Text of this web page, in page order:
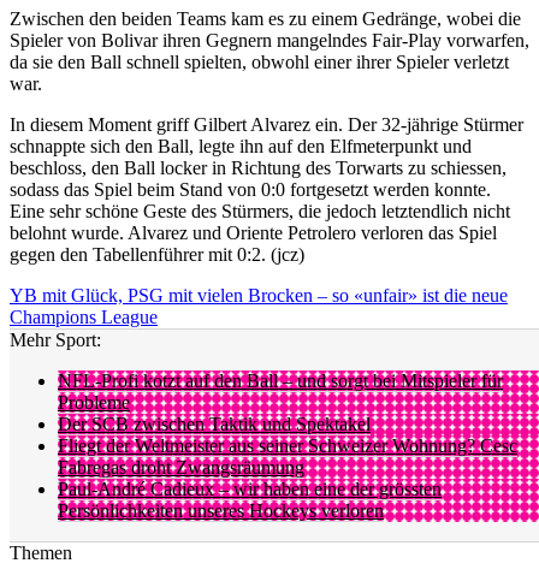
Zwischen den beiden Teams kam es zu einem Gedränge, wobei die
Spieler von Bolivar ihren Gegnern mangelndes Fair-Play vorwarfen,
da sie den Ball schnell spielten, obwohl einer ihrer Spieler verletzt
war.
In diesem Moment griff Gilbert Alvarez ein. Der 32-jährige Stürmer
schnappte sich den Ball, legte ihn auf den Elfmeterpunkt und
beschloss, den Ball locker in Richtung des Torwarts zu schiessen,
sodass das Spiel beim Stand von 0:0 fortgesetzt werden konnte.
Eine sehr schöne Geste des Stürmers, die jedoch letztendlich nicht
belohnt wurde. Alvarez und Oriente Petrolero verloren das Spiel
gegen den Tabellenführer mit 0:2. (jcz)
YB mit Glück, PSG mit vielen Brocken – so «unfair» ist die neue
Champions League
Mehr Sport:
NFL-Profi kotzt auf den Ball – und sorgt bei Mitspieler für
Probleme
Der SCB zwischen Taktik und Spektakel
Fliegt der Weltmeister aus seiner Schweizer Wohnung? Cesc
Fabregas droht Zwangsräumung
Paul-André Cadieux – wir haben eine der grössten
Persönlichkeiten unseres Hockeys verloren
Themen